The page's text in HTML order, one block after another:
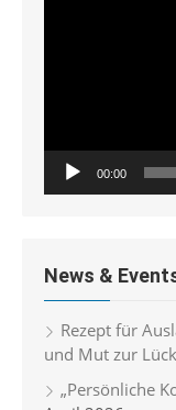
00:00
News &
Rezept für
und Mut zur
„Persönliche